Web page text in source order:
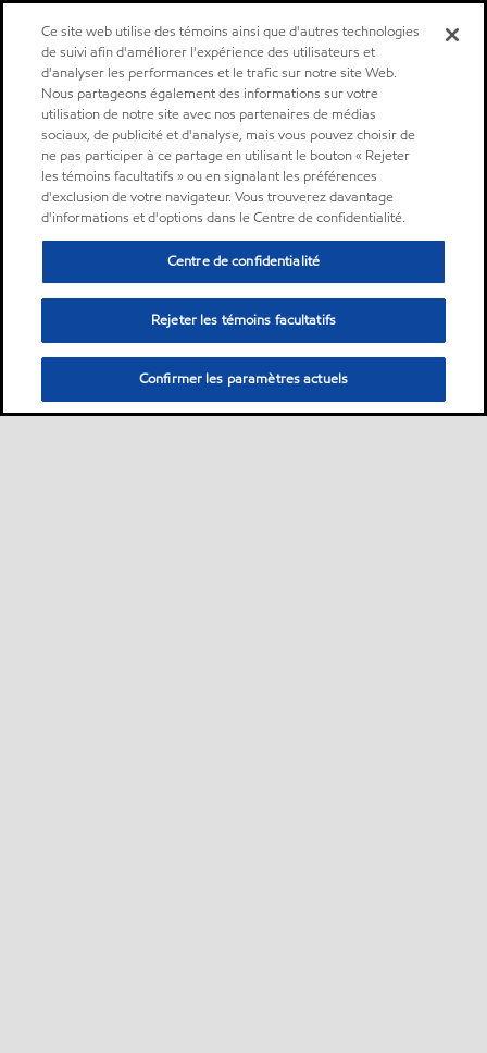
Ce site web utilise des témoins ainsi que d'autres technologies
de suivi afin d'améliorer l'expérience des utilisateurs et
d'analyser les performances et le trafic sur notre site Web.
Nous partageons également des informations sur votre
utilisation de notre site avec nos partenaires de médias
sociaux, de publicité et d'analyse, mais vous pouvez choisir de
ne pas participer à ce partage en utilisant le bouton « Rejeter
les témoins facultatifs » ou en signalant les préférences
d'exclusion de votre navigateur. Vous trouverez davantage
d'informations et d'options dans le Centre de confidentialité.
Centre de confidentialité
Rejeter les témoins facultatifs
Confirmer les paramètres actuels